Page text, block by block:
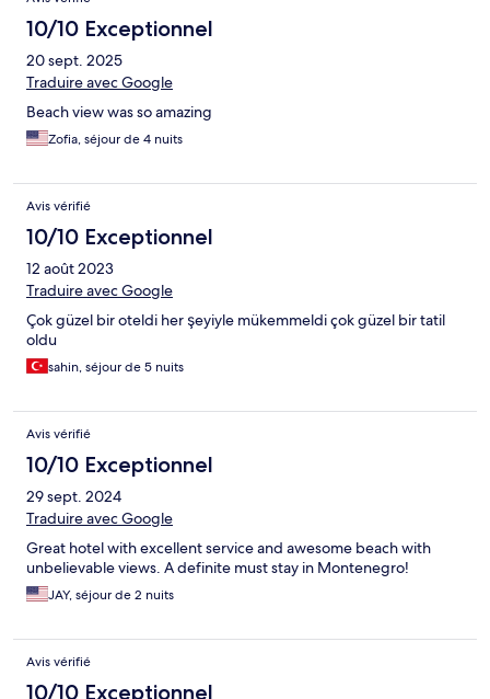
10/10 Exceptionnel
20 sept. 2025
Traduire avec Google
Beach view was so amazing
Zofia, séjour de 4 nuits
Avis vérifié
10/10 Exceptionnel
12 août 2023
Traduire avec Google
Çok güzel bir oteldi her şeyiyle mükemmeldi çok güzel bir tatil
oldu
sahin, séjour de 5 nuits
Avis vérifié
10/10 Exceptionnel
29 sept. 2024
Traduire avec Google
Great hotel with excellent service and awesome beach with
unbelievable views. A definite must stay in Montenegro!
JAY, séjour de 2 nuits
Avis vérifié
10/10 Exceptionnel